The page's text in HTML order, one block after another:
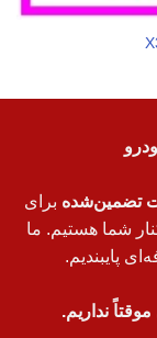
تضمین‌شده برای
شما هستیم. ما
پایبندیم.
نداریم.